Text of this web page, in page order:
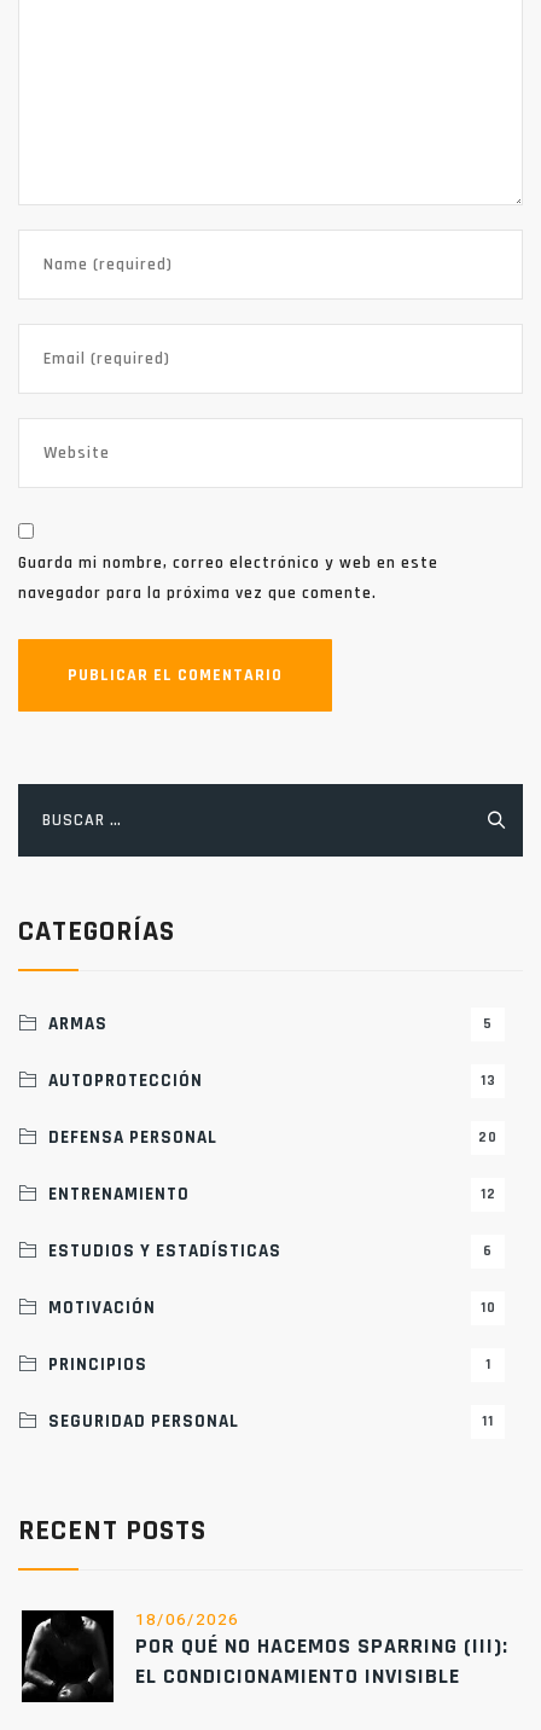
Guarda mi nombre, correo electrónico y web en este
navegador para la próxima vez que comente.
CATEGORÍAS
ARMAS 5
AUTOPROTECCIÓN 13
DEFENSA PERSONAL 20
ENTRENAMIENTO 12
ESTUDIOS Y ESTADÍSTICAS 6
MOTIVACIÓN 10
PRINCIPIOS 1
SEGURIDAD PERSONAL 11
RECENT POSTS
18/06/2026
POR QUÉ NO HACEMOS SPARRING (III):
EL CONDICIONAMIENTO INVISIBLE